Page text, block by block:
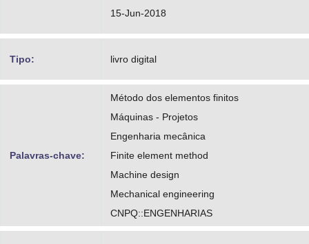
15-Jun-2018
Tipo: livro digital
Palavras-chave:
Método dos elementos finitos
Máquinas - Projetos
Engenharia mecânica
Finite element method
Machine design
Mechanical engineering
CNPQ::ENGENHARIAS